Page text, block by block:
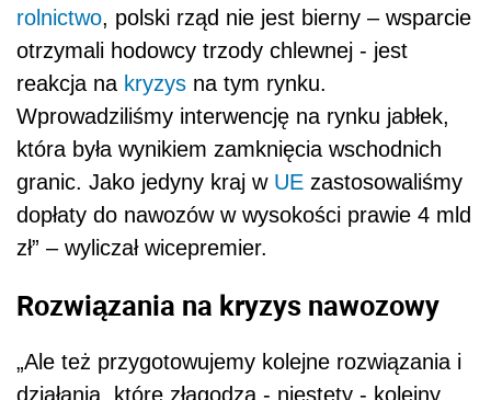
rolnictwo, polski rząd nie jest bierny – wsparcie
otrzymali hodowcy trzody chlewnej - jest
reakcja na kryzys na tym rynku.
Wprowadziliśmy interwencję na rynku jabłek,
która była wynikiem zamknięcia wschodnich
granic. Jako jedyny kraj w UE zastosowaliśmy
dopłaty do nawozów w wysokości prawie 4 mld
zł” – wyliczał wicepremier.
Rozwiązania na kryzys nawozowy
„Ale też przygotowujemy kolejne rozwiązania i
działania, które złagodzą - niestety - kolejny